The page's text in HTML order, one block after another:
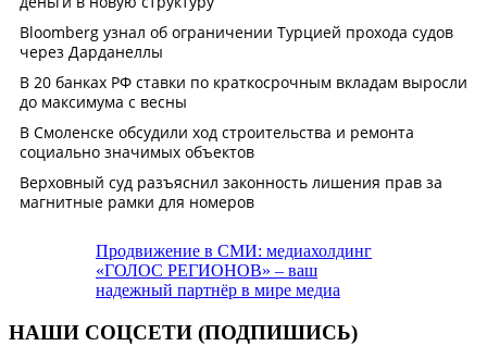
Продвижение в СМИ: медиахолдинг
«ГОЛОС РЕГИОНОВ» – ваш
надежный партнёр в мире медиа
НАШИ СОЦСЕТИ (ПОДПИШИСЬ)